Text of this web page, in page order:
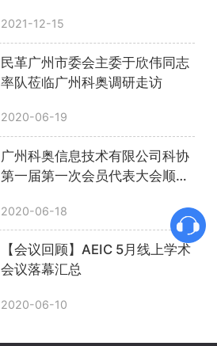
2021-12-15
民革广州市委会主委于欣伟同志
率队莅临广州科奥调研走访
2020-06-19
广州科奥信息技术有限公司科协
第一届第一次会员代表大会顺利
2020-06-18
【会议回顾】AEIC 5月线上学术
会议落幕汇总
2020-06-10